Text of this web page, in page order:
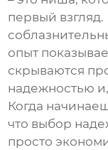
первый
опыт
скрываются
надежностью
Когда
что выбор
просто